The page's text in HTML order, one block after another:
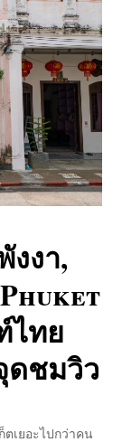
งา,
ทย
ดชมวิว
ตเยอะไปกว่าคน